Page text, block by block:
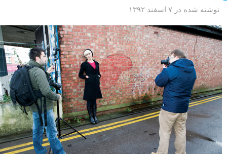
نوشته شده در ۷ اسفند ۱۳۹۲